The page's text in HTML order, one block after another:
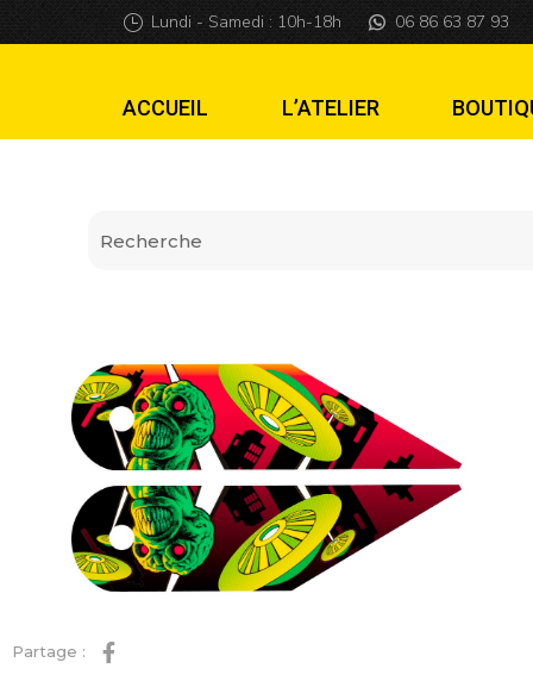
Cache Hinges
Lundi - Samedi : 10h-18h 06 86 63 87 93
ACCUEIL L’ATELIER
Partage :